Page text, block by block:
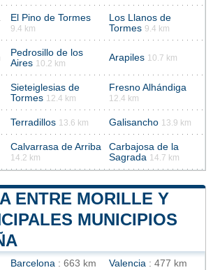
El Pino de Tormes
9.4 km
Los Llanos de
Tormes 9.4 km
Pedrosillo de los
Aires 10.2 km
Arapiles 10.7 km
Sieteiglesias de
Tormes 12.4 km
Fresno Alhándiga
12.4 km
Terradillos 13.6 km Galisancho 13.9 km
Calvarrasa de Arriba
14.2 km
Carbajosa de la
Sagrada 14.7 km
ENTRE MORILLE Y
MUNICIPIOS
Barcelona : 663 km Valencia : 477 km